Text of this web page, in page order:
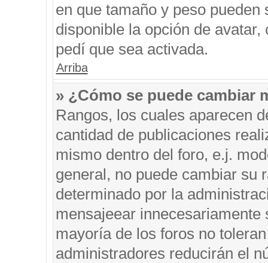
en que tamaño y peso
disponible la opción de
pedí que sea activada.
Arriba
» ¿Cómo se puede cambiar
Rangos, los cuales aparecen
cantidad de publicaciones
mismo dentro del foro, e.j.
general, no puede cambiar su
determinado por la
mensajeear
mayoría de los foros no
administradores reducirán el